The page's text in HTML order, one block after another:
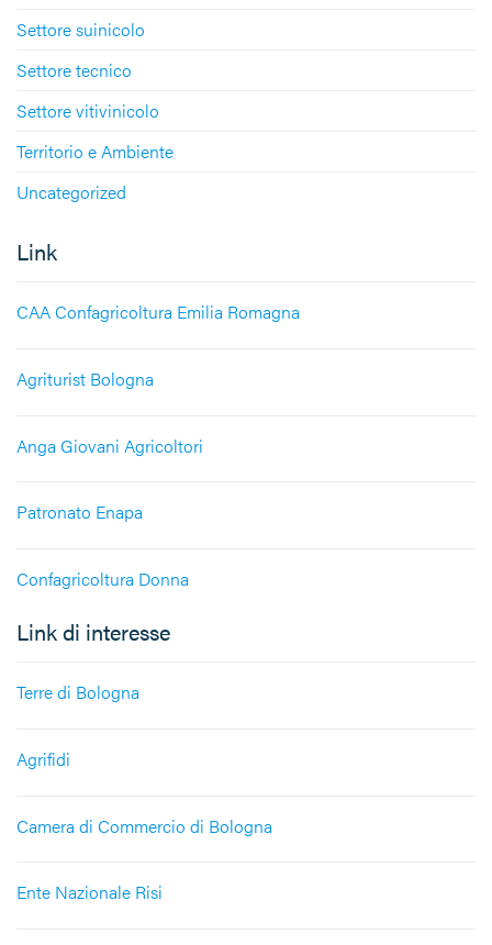
Settore suinicolo
Settore tecnico
Settore vitivinicolo
Territorio e Ambiente
Uncategorized
Link
CAA Confagricoltura Emilia Romagna
Agriturist Bologna
Anga Giovani Agricoltori
Patronato Enapa
Confagricoltura Donna
Link di interesse
Terre di Bologna
Agrifidi
Camera di Commercio di Bologna
Ente Nazionale Risi